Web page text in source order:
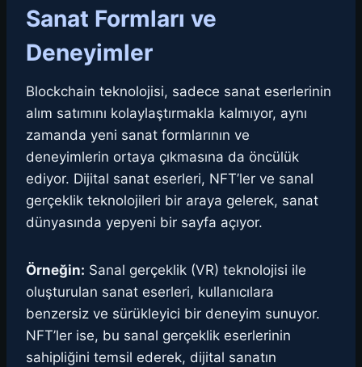
Sanat Formları ve
Deneyimler
Blockchain teknolojisi, sadece sanat eserlerinin
alım satımını kolaylaştırmakla kalmıyor, aynı
zamanda yeni sanat formlarının ve
deneyimlerin ortaya çıkmasına da öncülük
ediyor. Dijital sanat eserleri, NFT’ler ve sanal
gerçeklik teknolojileri bir araya gelerek, sanat
dünyasında yepyeni bir sayfa açıyor.
Örneğin: Sanal gerçeklik (VR) teknolojisi ile
oluşturulan sanat eserleri, kullanıcılara
benzersiz ve sürükleyici bir deneyim sunuyor.
NFT’ler ise, bu sanal gerçeklik eserlerinin
sahipliğini temsil ederek, dijital sanatın